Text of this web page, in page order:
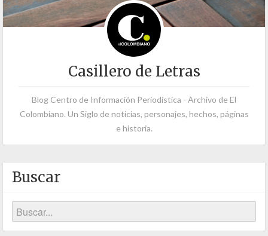
Casillero de Letras
Blog Centro de Información Periodística - Archivo de El
Colombiano. Un Siglo de noticias, personajes, hechos, páginas
e historia.
Buscar